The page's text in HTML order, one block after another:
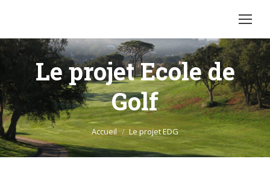
Le projet Ecole de
Golf
Vous êtes ici : Accueil Le projet EDG